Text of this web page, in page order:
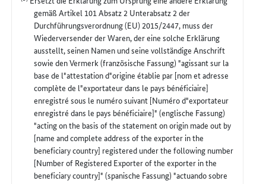
gemäß Artikel 101 Absatz 2 Unterabsatz 2 der
Durchführungsverordnung (EU) 2015/2447, muss der
Wiederversender der Waren, der eine solche Erklärung
ausstellt, seinen Namen und seine vollständige Anschrift
sowie den Vermerk (französische Fassung) "agissant sur la
base de l"attestation d"origine établie par [nom et adresse
complète de l"exportateur dans le pays bénéficiaire]
enregistré sous le numéro suivant [Numéro d"exportateur
enregistré dans le pays bénéficiaire]" (englische Fassung)
"acting on the basis of the statement on origin made out by
[name and complete address of the exporter in the
beneficiary country] registered under the following number
[Number of Registered Exporter of the exporter in the
beneficiary country]" (spanische Fassung) "actuando sobre